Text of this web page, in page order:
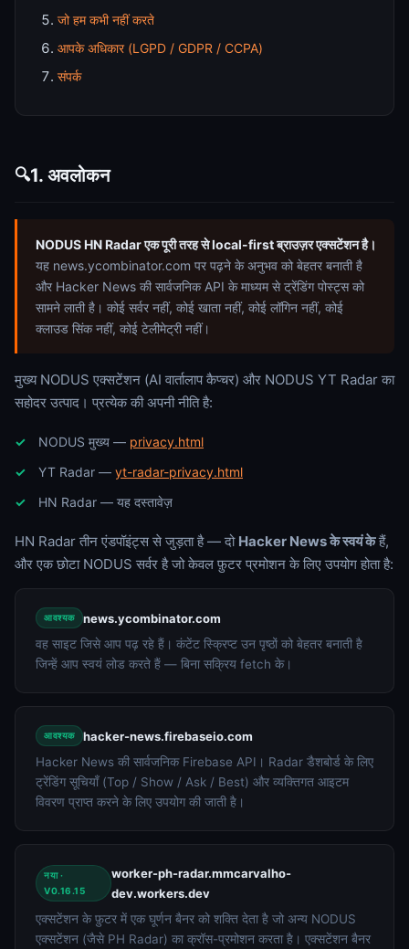
जो हम कभी नहीं करते
आपके अधिकार (LGPD / GDPR / CCPA)
संपर्क
🔍1. अवलोकन
NODUS HN Radar एक पूरी तरह से local-first ब्राउज़र एक्सटेंशन है।
यह news.ycombinator.com पर पढ़ने के अनुभव को बेहतर बनाती है
और Hacker News की सार्वजनिक API के माध्यम से ट्रेंडिंग पोस्ट्स को
सामने लाती है। कोई सर्वर नहीं, कोई खाता नहीं, कोई लॉगिन नहीं, कोई
क्लाउड सिंक नहीं, कोई टेलीमेट्री नहीं।
मुख्य NODUS एक्सटेंशन (AI वार्तालाप कैप्चर) और NODUS YT Radar का
सहोदर उत्पाद। प्रत्येक की अपनी नीति है:
NODUS मुख्य — privacy.html
YT Radar — yt-radar-privacy.html
HN Radar — यह दस्तावेज़
HN Radar तीन एंडपॉइंट्स से जुड़ता है — दो Hacker News के स्वयं केहैं,
और एक छोटा NODUS सर्वर है जो केवल फ़ुटर प्रमोशन के लिए उपयोग होता है:
आवश्यक
news.ycombinator.com
वह साइट जिसे आप पढ़ रहे हैं। कंटेंट स्क्रिप्ट उन पृष्ठों को बेहतर बनाती है
जिन्हें आप स्वयं लोड करते हैं — बिना सक्रिय fetch के।
आवश्यक
hacker-news.firebaseio.com
Hacker News की सार्वजनिक Firebase API। Radar डैशबोर्ड के लिए
ट्रेंडिंग सूचियाँ (Top / Show / Ask / Best) और व्यक्तिगत आइटम
विवरण प्राप्त करने के लिए उपयोग की जाती है।
नया ·
V0.16.15
worker-ph-radar.mmcarvalho-
dev.workers.dev
एक्सटेंशन के फ़ुटर में एक घूर्णन बैनर को शक्ति देता है जो अन्य NODUS
एक्सटेंशन (जैसे PH Radar) का क्रॉस-प्रमोशन करता है। एक्सटेंशन बैनर